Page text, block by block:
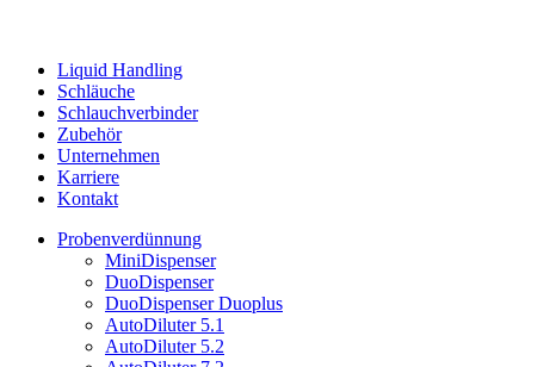
Liquid Handling
Schläuche
Schlauchverbinder
Zubehör
Unternehmen
Karriere
Kontakt
Probenverdünnung
MiniDispenser
DuoDispenser
DuoDispenser Duoplus
AutoDiluter 5.1
AutoDiluter 5.2